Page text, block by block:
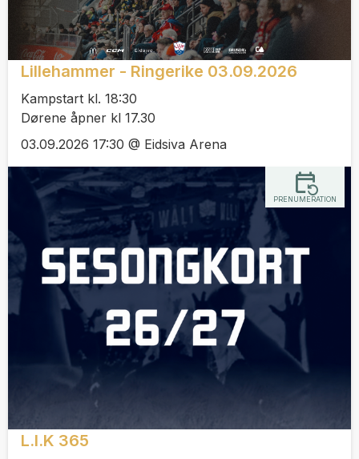
Lillehammer - Ringerike 03.09.2026
Kampstart kl. 18:30
Dørene åpner kl 17.30
03.09.2026 17:30 @ Eidsiva Arena
L.I.K 365
PRENUMERATION